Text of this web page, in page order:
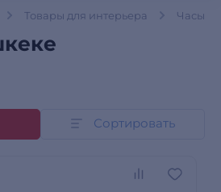
Товары для интерьера Часы
Сортировать